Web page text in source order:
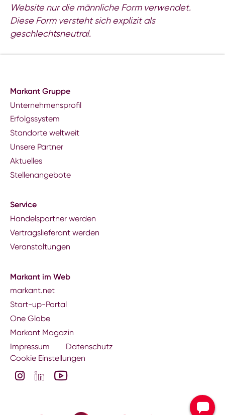
Website nur die männliche Form verwendet.
Diese Form versteht sich explizit als
geschlechtsneutral.
Markant Gruppe
Unternehmensprofil
Erfolgssystem
Standorte weltweit
Unsere Partner
Aktuelles
Stellenangebote
Service
Handelspartner werden
Vertragslieferant werden
Veranstaltungen
Markant im Web
markant.net
Start-up-Portal
One Globe
Markant Magazin
Impressum
Datenschutz
Cookie Einstellungen
Kontakt zu Ihrer